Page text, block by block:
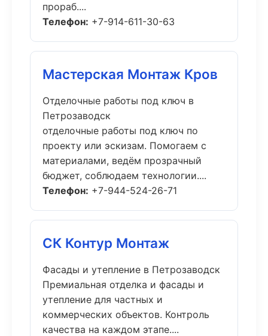
прораб....
Телефон: +7-914-611-30-63
Мастерская Монтаж Кров
Отделочные работы под ключ в
Петрозаводск
отделочные работы под ключ по
проекту или эскизам. Помогаем с
материалами, ведём прозрачный
бюджет, соблюдаем технологии....
Телефон: +7-944-524-26-71
СК Контур Монтаж
Фасады и утепление в Петрозаводск
Премиальная отделка и фасады и
утепление для частных и
коммерческих объектов. Контроль
качества на каждом этапе....